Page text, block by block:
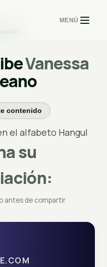
MENÚ
Vanessa
contenido
el alfabeto Hangul
su
antes de compartir